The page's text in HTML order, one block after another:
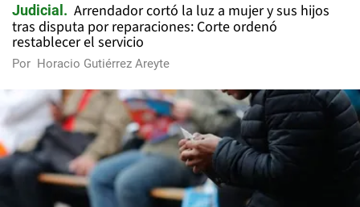
Judicial
Arrendador cortó la luz a mujer y sus hijos
tras disputa por reparaciones: Corte ordenó
restablecer el servicio
Por Horacio Gutiérrez Areyte